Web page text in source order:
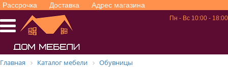
Рассрочка Доставка Адрес магазина
Пн - Вс 10:00 - 18:00
Главная Каталог мебели
Обувницы